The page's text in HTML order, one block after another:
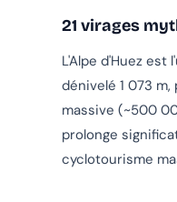
21 virages
L'Alpe d'Huez
dénivelé 1 073
massive (~500
prolonge
cyclotourisme